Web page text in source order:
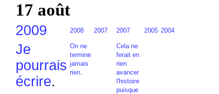
17 août
2009 2008 2007 2007 2005 2004
Je
pourrais
écrire.
On ne
termine
jamais
rien.
Cela ne
ferait en
rien
avancer
l'histoire
puisque